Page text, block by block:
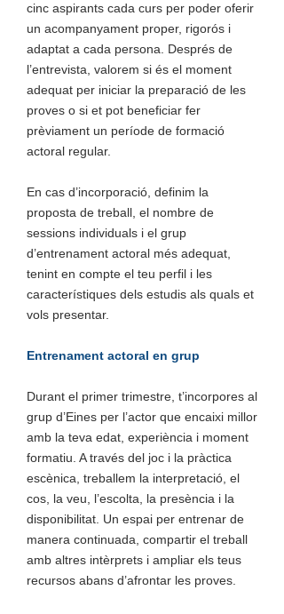
cinc aspirants cada curs per poder oferir
un acompanyament proper, rigorós i
adaptat a cada persona. Després de
l’entrevista, valorem si és el moment
adequat per iniciar la preparació de les
proves o si et pot beneficiar fer
prèviament un període de formació
actoral regular.
En cas d’incorporació, definim la
proposta de treball, el nombre de
sessions individuals i el grup
d’entrenament actoral més adequat,
tenint en compte el teu perfil i les
característiques dels estudis als quals et
vols presentar.
Entrenament actoral en grup
Durant el primer trimestre, t’incorpores al
grup d’Eines per l’actor que encaixi millor
amb la teva edat, experiència i moment
formatiu. A través del joc i la pràctica
escènica, treballem la interpretació, el
cos, la veu, l’escolta, la presència i la
disponibilitat. Un espai per entrenar de
manera continuada, compartir el treball
amb altres intèrprets i ampliar els teus
recursos abans d’afrontar les proves.